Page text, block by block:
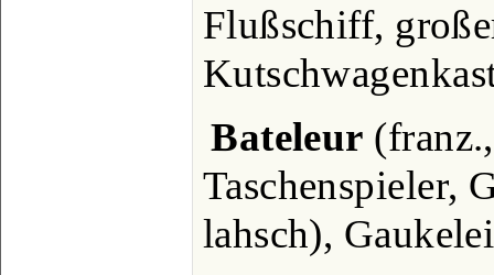
Flußschiff,
Bateleur
Taschenspieler,
lahsch),